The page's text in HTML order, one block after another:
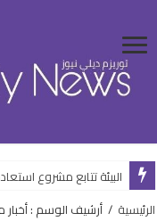
عمومية “القابضة للسياحة
الرئيسية / أرشيف الوسم : أخبار